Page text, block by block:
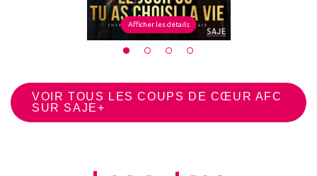
Afficher les détails
VOIR TOUS LES COUPS DE CŒUR AFC
SUR SAJE+